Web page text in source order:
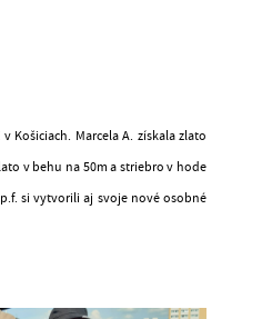
Košiciach. Marcela A. získala zlato
v behu na 50m a striebro v hode
si vytvorili aj svoje nové osobné